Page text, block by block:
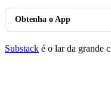
Obtenha o App
Substack é o lar da grande